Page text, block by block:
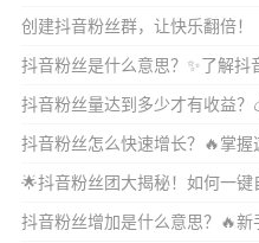
创建抖音粉丝群，让快乐翻倍！
抖音粉丝是什么意思？✨了解抖
抖音粉丝量达到多少才有收益？
抖音粉丝怎么快速增长？🔥掌握
🌟抖音粉丝团大揭秘！如何一键
抖音粉丝增加是什么意思？🔥